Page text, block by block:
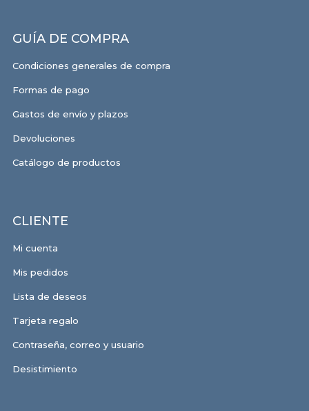
GUÍA DE COMPRA
Condiciones generales de compra
Formas de pago
Gastos de envío y plazos
Devoluciones
Catálogo de productos
CLIENTE
Mi cuenta
Mis pedidos
Lista de deseos
Tarjeta regalo
Contraseña, correo y usuario
Desistimiento